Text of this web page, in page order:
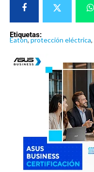
Etiquetas:
Eaton,protección eléctrica,